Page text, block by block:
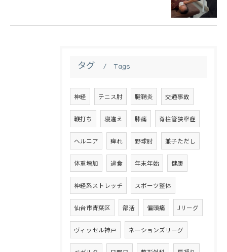
タグ Tags
神経 テニス肘 腱鞘炎 交通事故
鞭打ち 寝違え 膝痛 脊柱管狭窄症
ヘルニア 痺れ 野球肘 兼子ただし
体重増加 過食 年末年始 健康
神経系ストレッチ スポーツ整体
仙台市青葉区 部活 偏頭痛 Jリーグ
ヴィッセル神戸 ネーションズリーグ